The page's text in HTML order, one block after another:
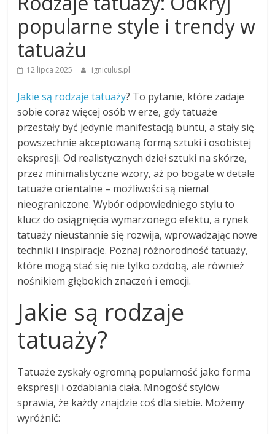
popularne style i trendy w
tatuażu
12 lipca 2025 igniculus.pl
Jakie są rodzaje tatuaży? To pytanie, które zadaje
sobie coraz więcej osób w erze, gdy tatuaże
przestały być jedynie manifestacją buntu, a stały się
powszechnie akceptowaną formą sztuki i osobistej
ekspresji. Od realistycznych dzieł sztuki na skórze,
przez minimalistyczne wzory, aż po bogate w detale
tatuaże orientalne – możliwości są niemal
nieograniczone. Wybór odpowiedniego stylu to
klucz do osiągnięcia wymarzonego efektu, a rynek
tatuaży nieustannie się rozwija, wprowadzając nowe
techniki i inspiracje. Poznaj różnorodność tatuaży,
które mogą stać się nie tylko ozdobą, ale również
nośnikiem głębokich znaczeń i emocji.
Jakie są rodzaje
tatuaży?
Tatuaże zyskały ogromną popularność jako forma
ekspresji i ozdabiania ciała. Mnogość stylów
sprawia, że każdy znajdzie coś dla siebie. Możemy
wyróżnić: